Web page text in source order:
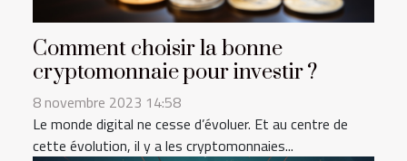
Comment choisir la bonne
cryptomonnaie pour investir ?
8 novembre 2023 14:58
Le monde digital ne cesse d’évoluer. Et au centre de
cette évolution, il y a les cryptomonnaies...